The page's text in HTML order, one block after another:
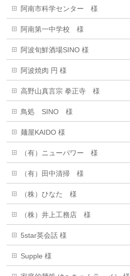
阿南市科学センター 様
阿南第一中学校 様
阿波旬鮮酒場SINO 様
阿波焼肉 円 様
高野山真言宗 拳正寺 様
鳥処 SINO 様
麺屋KAIDO 様
（有）ニューパワー 様
（有）田中清掃 様
（株）ひなた 様
（株）井上工務店 様
5star英会話 様
Supple 様